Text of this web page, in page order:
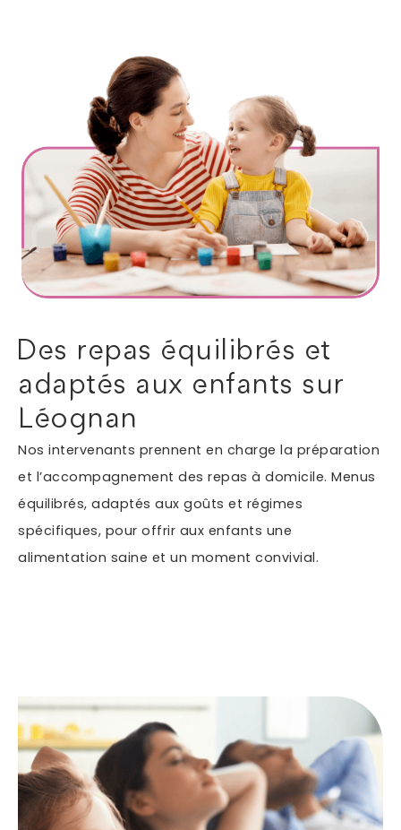
Des repas équilibrés et
adaptés aux enfants sur
Léognan
Nos intervenants prennent en charge la préparation
et l’accompagnement des repas à domicile. Menus
équilibrés, adaptés aux goûts et régimes
spécifiques, pour offrir aux enfants une
alimentation saine et un moment convivial.
Maintien à domicile
Aide ménagère
Garde d'enfants
Jardinage
Petits travaux de bricolage
Autres services
Informations supplémentaires du besoin
En soumettant ce formulaire, j'accepte que les
informations saisies soient exploitées dans le cadre
de ma demande.*